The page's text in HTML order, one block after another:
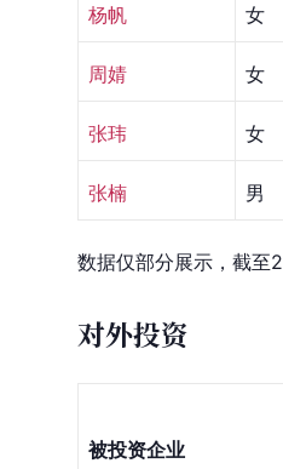
杨帆 女
周婧 女
张玮 女
张楠 男
数据仅部分展示，截至
对外投资
被投资企业